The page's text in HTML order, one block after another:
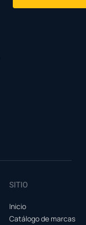
SITIO
Inicio
Catálogo de marcas